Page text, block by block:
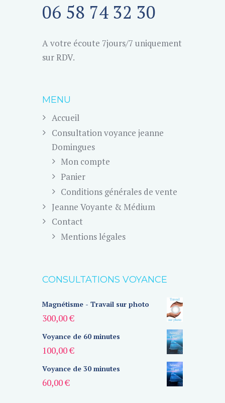
06 58 74 32 30
A votre écoute 7jours/7 uniquement
sur RDV.
MENU
Accueil
Consultation voyance jeanne
Domingues
Mon compte
Panier
Conditions générales de vente
Jeanne Voyante & Médium
Contact
Mentions légales
CONSULTATIONS VOYANCE
Magnétisme - Travail sur photo
300,00€
Voyance de 60 minutes
100,00€
Voyance de 30 minutes
60,00€